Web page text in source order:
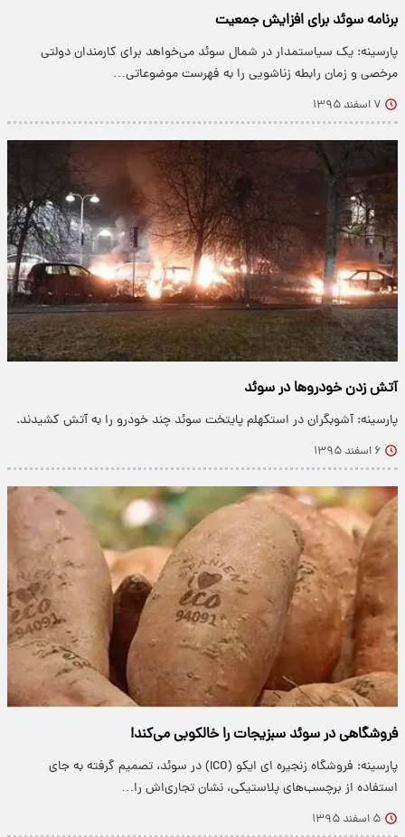
برنامه سوئد برای افزایش جمعیت
پارسینه: یک سیاستمدار در شمال سوئد می‌خواهد برای کارمندان دولتی
مرخصی و زمان رابطه زناشویی را به فهرست موضوعاتی…
۷ اسفند ۱۳۹۵
آتش زدن خودروها در سوئد‎
پارسینه: آشوبگران در استکهلم پایتخت سوئد چند خودرو را به آتش کشیدند.
۶ اسفند ۱۳۹۵
فروشگاهی در سوئد سبزیجات را خالکوبی می‌کند!
پارسینه: فروشگاه زنجیره ای ایکو (ICO) در سوئد، تصمیم گرفته به جای
استفاده از برچسب‌های پلاستیکی، نشان تجاری‌اش را…
۵ اسفند ۱۳۹۵